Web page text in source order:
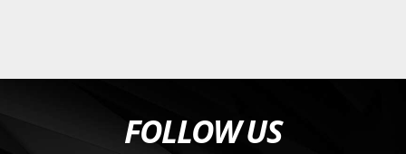
FOLLOW US